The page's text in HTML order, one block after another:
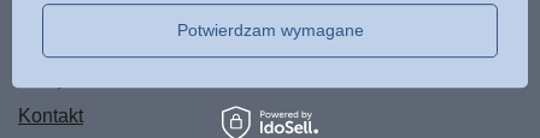
Chcę odstąpić od umowy
Kontakt
Potwierdzam wymagane